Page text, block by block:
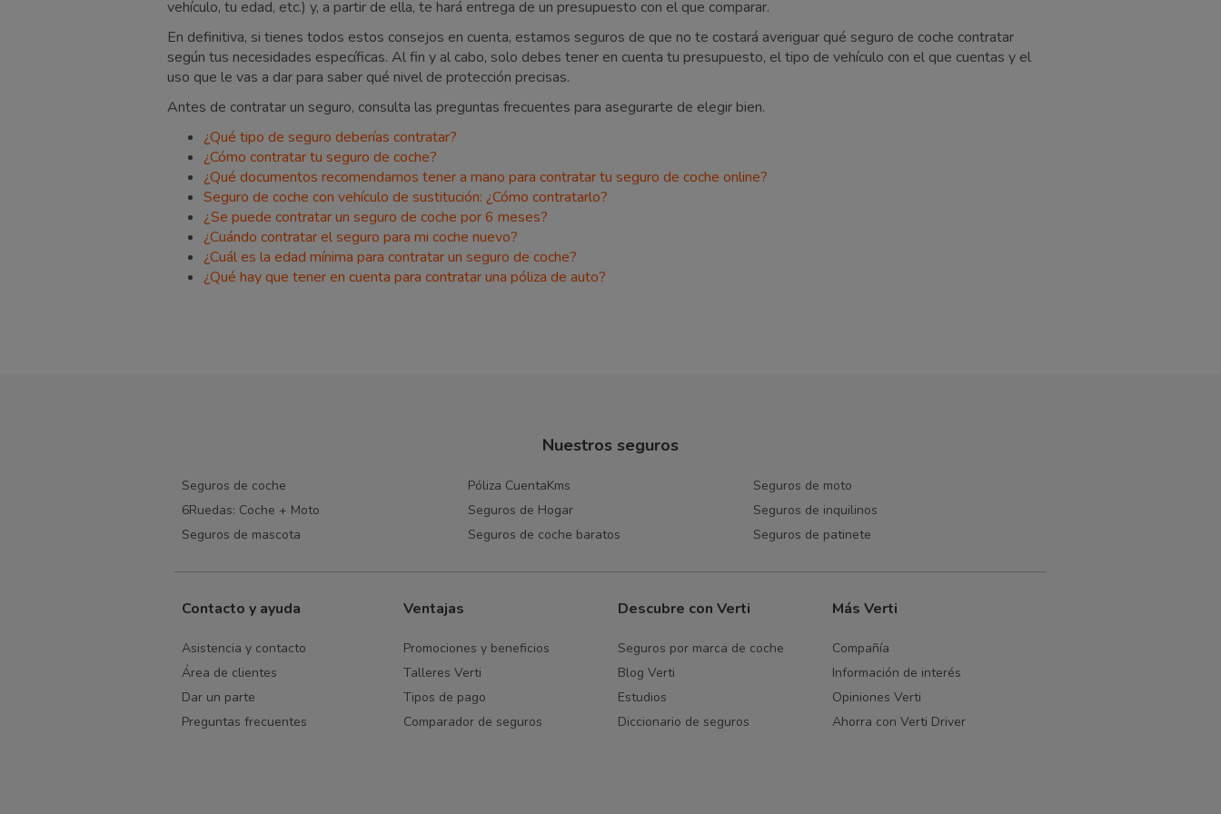
vehículo, tu edad, etc.) y, a partir de ella, te hará entrega de un presupuesto con el que comparar.
En definitiva, si tienes todos estos consejos en cuenta, estamos seguros de que no te costará averiguar qué seguro de coche contratar
según tus necesidades específicas. Al fin y al cabo, solo debes tener en cuenta tu presupuesto, el tipo de vehículo con el que cuentas y el
uso que le vas a dar para saber qué nivel de protección precisas.
Antes de contratar un seguro, consulta las preguntas frecuentes para asegurarte de elegir bien.
¿Qué tipo de seguro deberías contratar?
¿Cómo contratar tu seguro de coche?
¿Qué documentos recomendamos tener a mano para contratar tu seguro de coche online?
Seguro de coche con vehículo de sustitución: ¿Cómo contratarlo?
¿Se puede contratar un seguro de coche por 6 meses?
¿Cuándo contratar el seguro para mi coche nuevo?
¿Cuál es la edad mínima para contratar un seguro de coche?
¿Qué hay que tener en cuenta para contratar una póliza de auto?
Nuestros seguros
Seguros de coche Póliza CuentaKms
Seguros de moto
6Ruedas: Coche + Moto
Seguros de Hogar
Seguros de inquilinos
Seguros de mascota
Seguros de coche baratos Seguros de patinete
Contacto y ayuda
Asistencia y contacto
Área de clientes
Dar un parte
Preguntas frecuentes
Ventajas
Promociones y beneficios
Talleres Verti
Tipos de pago
Comparador de seguros
Descubre con Verti
Seguros por marca de coche
Blog Verti
Estudios
Diccionario de seguros
Más Verti
Compañía
Información de interés
Opiniones Verti
Ahorra con Verti Driver